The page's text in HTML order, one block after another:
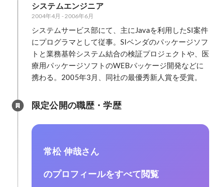
システムエンジニア
2004年4月 -2006年6月
システムサービス部にて、主にJavaを利用したSI案件
にプログラマとして従事。SIベンダのパッケージソフ
トと業務基幹システム結合の検証プロジェクトや、医
療用パッケージソフトのWEBパッケージ開発などに
携わる。2005年3月、同社の最優秀新人賞を受賞。
限定公開の職歴・学歴
常松 伸哉さん
のプロフィールをすべて閲覧